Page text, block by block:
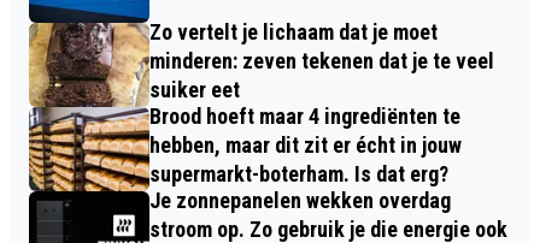
Zo vertelt je lichaam dat je moet
minderen: zeven tekenen dat je te veel
suiker eet
Brood hoeft maar 4 ingrediënten te
hebben, maar dit zit er écht in jouw
supermarkt-boterham. Is dat erg?
Je zonnepanelen wekken overdag
stroom op. Zo gebruik je die energie ook